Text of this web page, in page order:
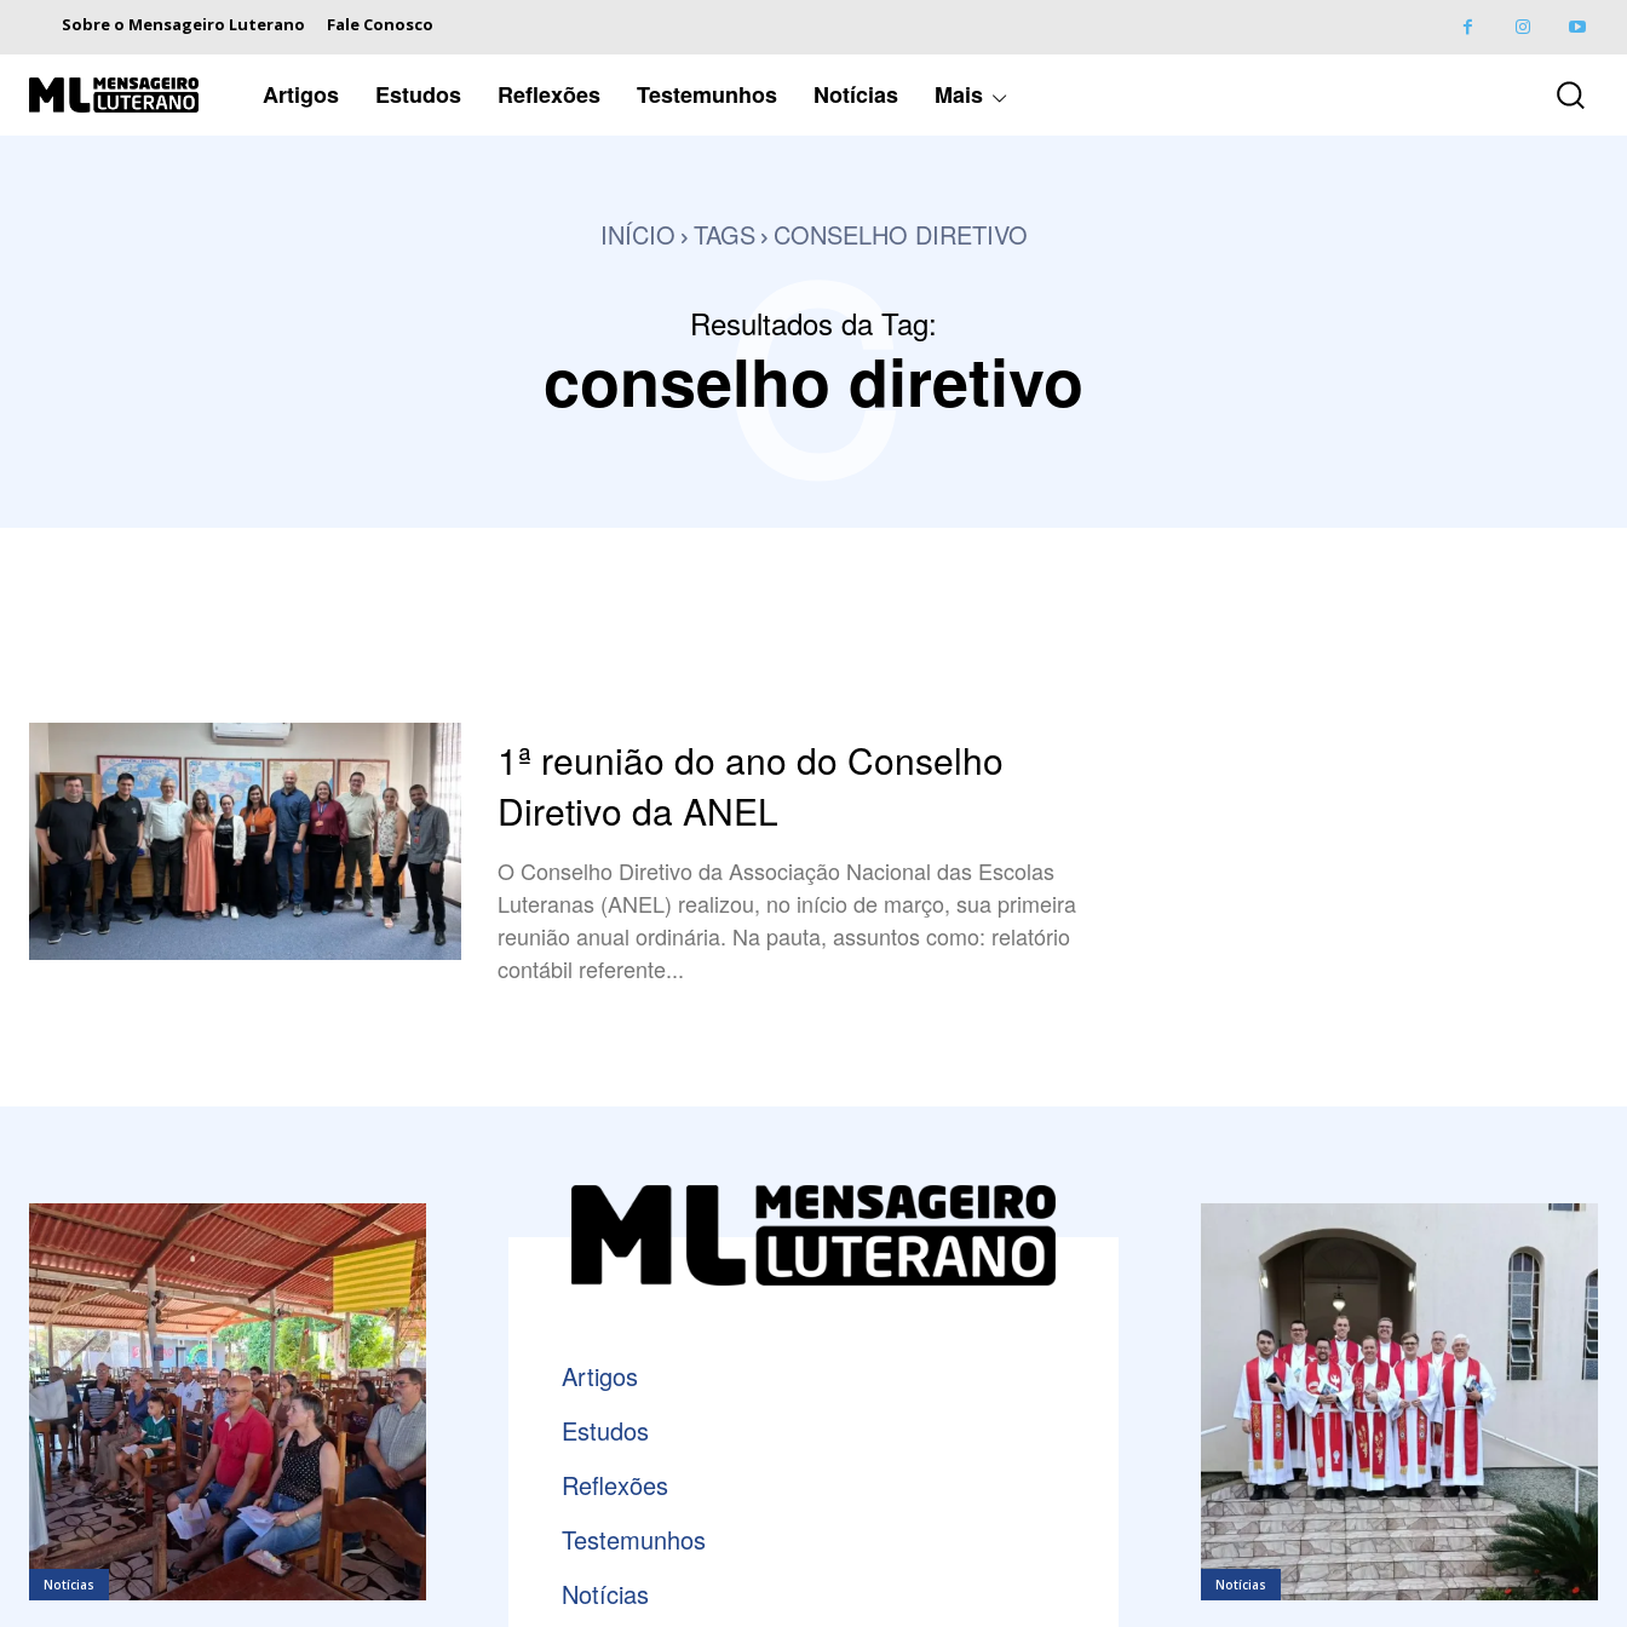
Sobre o Mensageiro Luterano Fale Conosco
Artigos Estudos Reflexões Testemunhos Notícias Mais
INÍCIO TAGS CONSELHO DIRETIVO
Resultados da Tag:
conselho diretivo
c
1ª reunião do ano do Conselho
Diretivo da ANEL
O Conselho Diretivo da Associação Nacional das Escolas
Luteranas (ANEL) realizou, no início de março, sua primeira
reunião anual ordinária. Na pauta, assuntos como: relatório
contábil referente...
Notícias
Artigos
Estudos
Reflexões
Testemunhos
Notícias
Notícias